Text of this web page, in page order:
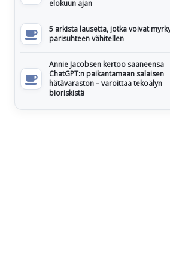
elokuun ajan
5 arkista lausetta, jotka voivat
parisuhteen vähitellen
Annie Jacobsen kertoo saaneensa
ChatGPT:n paikantamaan salaisen
hätävaraston – varoittaa tekoälyn
bioriskistä